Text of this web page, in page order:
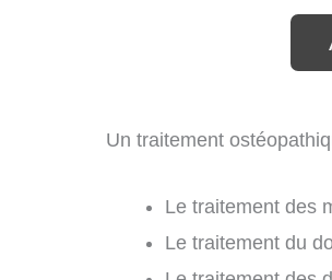
Un traitement
Le traitement des
Le traitement du